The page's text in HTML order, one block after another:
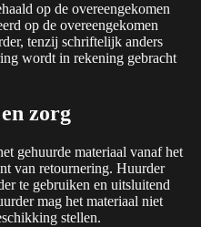
op de overeengekomen
op de overeengekomen
tenzij schriftelijk anders
wordt in rekening gebracht
zorg
gehuurde materiaal vanaf het
van retournering. Huurder
te gebruiken en uitsluitend
mag het materiaal niet
stellen.